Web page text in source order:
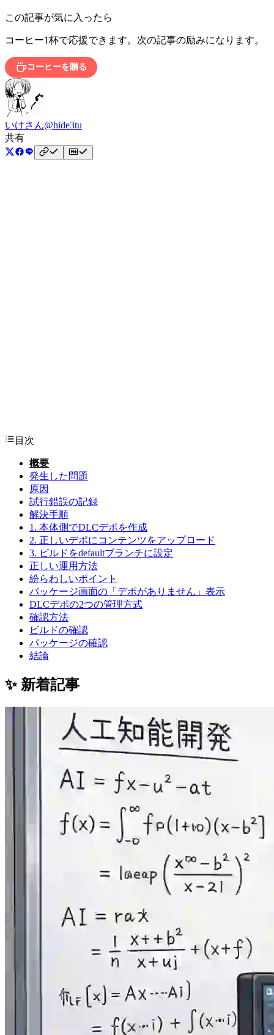
この記事が気に入ったら
コーヒー1杯で応援できます。次の記事の励みになります。
コーヒーを贈る
いけさん@hide3tu
共有
目次
概要
発生した問題
原因
試行錯誤の記録
解決手順
1. 本体側でDLCデポを作成
2. 正しいデポにコンテンツをアップロード
3. ビルドをdefaultブランチに設定
正しい運用方法
紛らわしいポイント
パッケージ画面の「デポがありません」表示
DLCデポの2つの管理方式
確認方法
ビルドの確認
パッケージの確認
結論
✨ 新着記事